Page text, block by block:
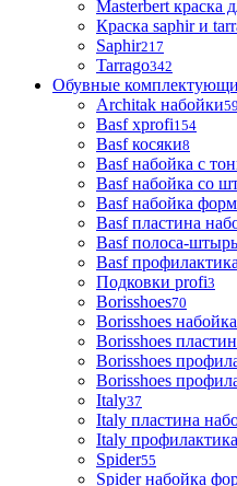
Masterbert краска
Краска saphir и
Saphir217
Tarrago342
Обувные
Architak набойки59
Basf xprofi154
Basf косяки8
Basf набойка с
Basf набойка со
Basf набойка
Basf пластина
Basf полоса-штырь
Basf
Подковки profi3
Borisshoes70
Borisshoes
Borisshoes
Borisshoes
Borisshoes
Italy37
Italy пластина
Italy
Spider55
Spider набойка